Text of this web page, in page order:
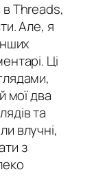
в Threads,
Але, я
Ці
мої два
та
влучні,
з